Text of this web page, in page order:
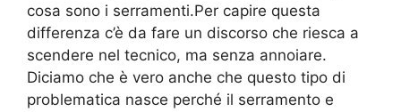
cosa sono i serramenti.Per capire questa
differenza c’è da fare un discorso che riesca a
scendere nel tecnico, ma senza annoiare.
Diciamo che è vero anche che questo tipo di
problematica nasce perché il serramento e